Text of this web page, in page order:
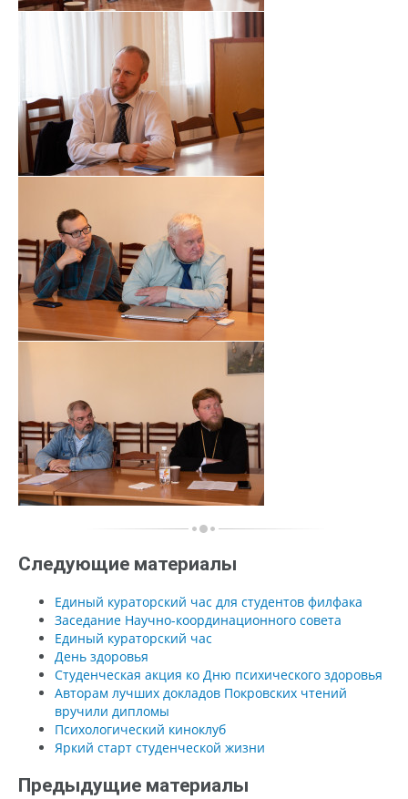
Следующие материалы
Единый кураторский час для студентов филфака
Заседание Научно-координационного совета
Единый кураторский час
День здоровья
Студенческая акция ко Дню психического здоровья
Авторам лучших докладов Покровских чтений
вручили дипломы
Психологический киноклуб
Яркий старт студенческой жизни
Предыдущие материалы